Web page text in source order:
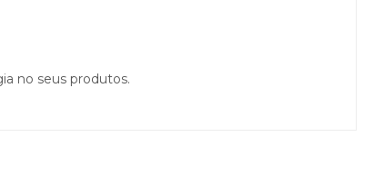
no seus produtos.